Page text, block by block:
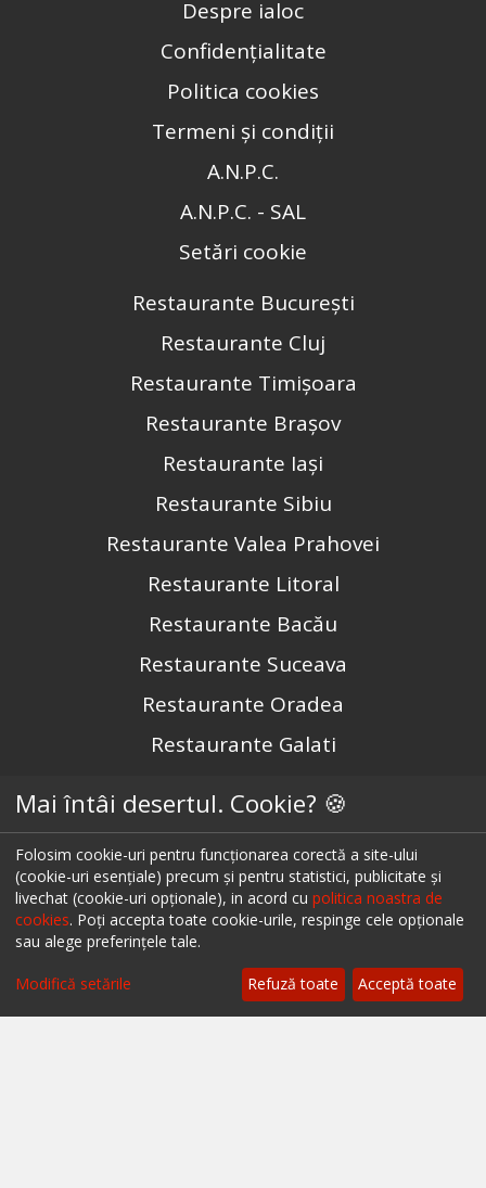
Despre ialoc
Confidențialitate
Politica cookies
Termeni și condiții
A.N.P.C.
A.N.P.C. - SAL
Setări cookie
Restaurante București
Restaurante Cluj
Restaurante Timișoara
Restaurante Brașov
Restaurante Iași
Restaurante Sibiu
Restaurante Valea Prahovei
Restaurante Litoral
Restaurante Bacău
Restaurante Suceava
Restaurante Oradea
Restaurante Galati
Restaurante Câmpina
Restaurante Târgu Mureș
Restaurante Târgu Jiu
Restaurante Constanța
Mai întâi desertul. Cookie? 🍪
Folosim cookie-uri pentru funcționarea corectă a site-ului
(cookie-uri esențiale) precum și pentru statistici, publicitate și
livechat (cookie-uri opționale), in acord cu politica noastra de
cookies. Poți accepta toate cookie-urile, respinge cele opționale
sau alege preferințele tale.
Modifică setările Refuză toate Acceptă toate